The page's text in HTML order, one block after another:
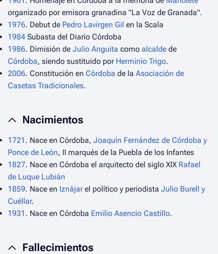
organizado por emisora granadina "La Voz de Granada".
1976. Debut de Pedro Lavirgen Gil en la Scala
1984 Subasta del Diario Córdoba
1986. Dimisión de Julio Anguita como alcalde de
Córdoba, siendo sustituido por Herminio Trigo.
2006. Constitución en Córdoba de la Asociación de
Casetas Tradicionales.
Nacimientos
1721 . Nace en Córdoba, Joaquín Fernández de Córdoba y
Ponce de León, II marqués de la Puebla de los Infantes
1827. Nace en Córdoba el arquitecto del siglo XIX Rafael
de Luque Lubián
1859. Nace en Iznájarel político y periodista Julio Burell y
Cuéllar.
1931 . Nace en Córdoba Emilio Asencio Castillo.
Fallecimientos